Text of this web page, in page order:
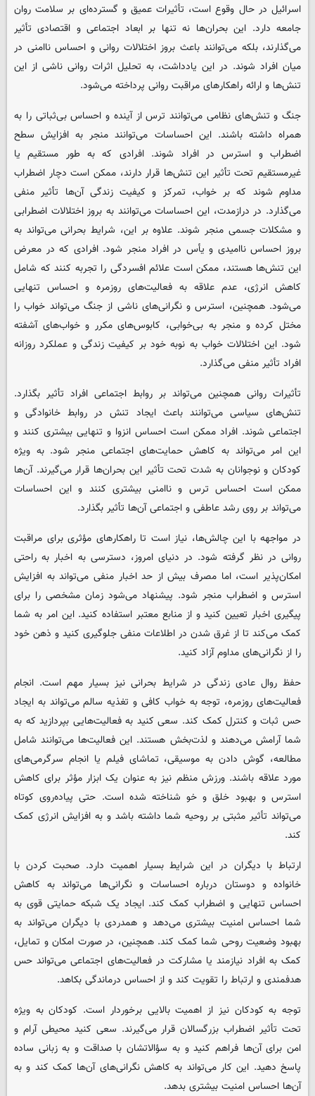
اسرائیل در حال وقوع است، تأثیرات عمیق و گسترده‌ای بر سلامت روان
جامعه دارد. این بحران‌ها نه تنها بر ابعاد اجتماعی و اقتصادی تأثیر
می‌گذارند، بلکه می‌توانند باعث بروز اختلالات روانی و احساس ناامنی در
میان افراد شوند. در این یادداشت، به تحلیل اثرات روانی ناشی از این
تنش‌ها و ارائه راهکارهای مراقبت روانی پرداخته می‌شود.
جنگ و تنش‌های نظامی می‌توانند ترس از آینده و احساس بی‌ثباتی را به
همراه داشته باشند. این احساسات می‌توانند منجر به افزایش سطح
اضطراب و استرس در افراد شوند. افرادی که به طور مستقیم یا
غیرمستقیم تحت تأثیر این تنش‌ها قرار دارند، ممکن است دچار اضطراب
مداوم شوند که بر خواب، تمرکز و کیفیت زندگی آن‌ها تأثیر منفی
می‌گذارد. در درازمدت، این احساسات می‌توانند به بروز اختلالات اضطرابی
و مشکلات جسمی منجر شوند. علاوه بر این، شرایط بحرانی می‌تواند به
بروز احساس ناامیدی و یأس در افراد منجر شود. افرادی که در معرض
این تنش‌ها هستند، ممکن است علائم افسردگی را تجربه کنند که شامل
کاهش انرژی، عدم علاقه به فعالیت‌های روزمره و احساس تنهایی
می‌شود. همچنین، استرس و نگرانی‌های ناشی از جنگ می‌تواند خواب را
مختل کرده و منجر به بی‌خوابی، کابوس‌های مکرر و خواب‌های آشفته
شود. این اختلالات خواب به نوبه خود بر کیفیت زندگی و عملکرد روزانه
افراد تأثیر منفی می‌گذارد.
تأثیرات روانی همچنین می‌تواند بر روابط اجتماعی افراد تأثیر بگذارد.
تنش‌های سیاسی می‌توانند باعث ایجاد تنش در روابط خانوادگی و
اجتماعی شوند. افراد ممکن است احساس انزوا و تنهایی بیشتری کنند و
این امر می‌تواند به کاهش حمایت‌های اجتماعی منجر شود. به ویژه
کودکان و نوجوانان به شدت تحت تأثیر این بحران‌ها قرار می‌گیرند. آن‌ها
ممکن است احساس ترس و ناامنی بیشتری کنند و این احساسات
می‌تواند بر روی رشد عاطفی و اجتماعی آن‌ها تأثیر بگذارد.
در مواجهه با این چالش‌ها، نیاز است تا راهکارهای مؤثری برای مراقبت
روانی در نظر گرفته شود. در دنیای امروز، دسترسی به اخبار به راحتی
امکان‌پذیر است، اما مصرف بیش از حد اخبار منفی می‌تواند به افزایش
استرس و اضطراب منجر شود. پیشنهاد می‌شود زمان مشخصی را برای
پیگیری اخبار تعیین کنید و از منابع معتبر استفاده کنید. این امر به شما
کمک می‌کند تا از غرق شدن در اطلاعات منفی جلوگیری کنید و ذهن خود
را از نگرانی‌های مداوم آزاد کنید.
حفظ روال عادی زندگی در شرایط بحرانی نیز بسیار مهم است. انجام
فعالیت‌های روزمره، توجه به خواب کافی و تغذیه سالم می‌تواند به ایجاد
حس ثبات و کنترل کمک کند. سعی کنید به فعالیت‌هایی بپردازید که به
شما آرامش می‌دهند و لذت‌بخش هستند. این فعالیت‌ها می‌توانند شامل
مطالعه، گوش دادن به موسیقی، تماشای فیلم یا انجام سرگرمی‌های
مورد علاقه باشند. ورزش منظم نیز به عنوان یک ابزار مؤثر برای کاهش
استرس و بهبود خلق و خو شناخته شده است. حتی پیاده‌روی کوتاه
می‌تواند تأثیر مثبتی بر روحیه شما داشته باشد و به افزایش انرژی کمک
کند.
ارتباط با دیگران در این شرایط بسیار اهمیت دارد. صحبت کردن با
خانواده و دوستان درباره احساسات و نگرانی‌ها می‌تواند به کاهش
احساس تنهایی و اضطراب کمک کند. ایجاد یک شبکه حمایتی قوی به
شما احساس امنیت بیشتری می‌دهد و همدردی با دیگران می‌تواند به
بهبود وضعیت روحی شما کمک کند. همچنین، در صورت امکان و تمایل،
کمک به افراد نیازمند یا مشارکت در فعالیت‌های اجتماعی می‌تواند حس
هدفمندی و ارتباط را تقویت کند و از احساس درماندگی بکاهد.
توجه به کودکان نیز از اهمیت بالایی برخوردار است. کودکان به ویژه
تحت تأثیر اضطراب بزرگسالان قرار می‌گیرند. سعی کنید محیطی آرام و
امن برای آن‌ها فراهم کنید و به سؤالاتشان با صداقت و به زبانی ساده
پاسخ دهید. این کار می‌تواند به کاهش نگرانی‌های آن‌ها کمک کند و به
آن‌ها احساس امنیت بیشتری بدهد.